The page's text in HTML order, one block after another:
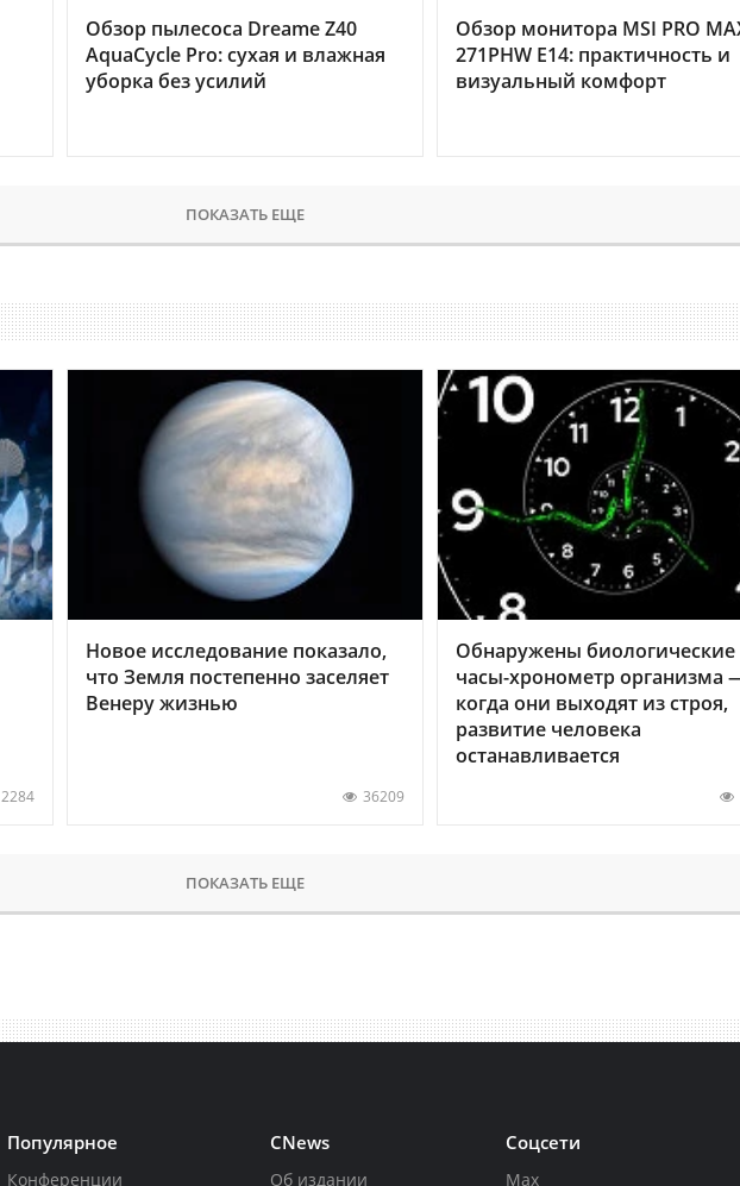
Обзор пылесоса Dreame Z40
AquaCycle Pro: сухая и влажная
уборка без усилий
Обзор монитора MSI PRO
271PHW E14: практичность и
визуальный комфорт
ПОКАЗАТЬ ЕЩЕ
2284
Новое исследование показало,
что Земля постепенно заселяет
Венеру жизнью
36209
Обнаружены биологические
часы-хронометр организма
когда они выходят из строя,
развитие человека
останавливается
ПОКАЗАТЬ ЕЩЕ
Популярное
Конференции
CNews
Об издании
Соцсети
Max